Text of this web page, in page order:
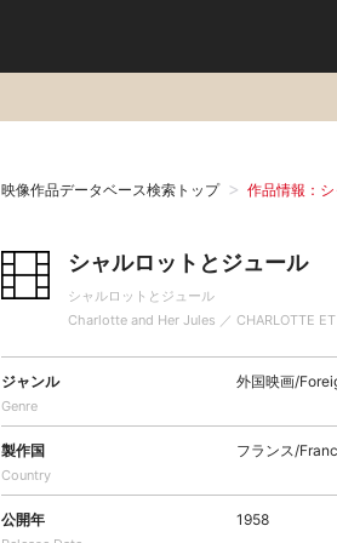
映像作品データベース検索トップ 作品情報：
シャルロットとジュール
シャルロットとジュール
Charlotte and Her Jules ／ CHARLOTTE ET
ジャンル
Genre
外国映画/
製作国
Country
フランス/
公開年 1958